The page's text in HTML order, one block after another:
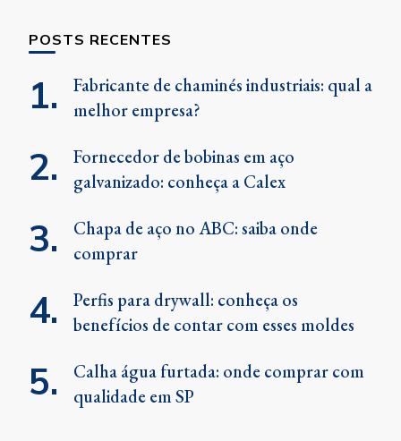
POSTS RECENTES
Fabricante de chaminés industriais: qual a
melhor empresa?
Fornecedor de bobinas em aço
galvanizado: conheça a Calex
Chapa de aço no ABC: saiba onde
comprar
Perfis para drywall: conheça os
benefícios de contar com esses moldes
Calha água furtada: onde comprar com
qualidade em SP